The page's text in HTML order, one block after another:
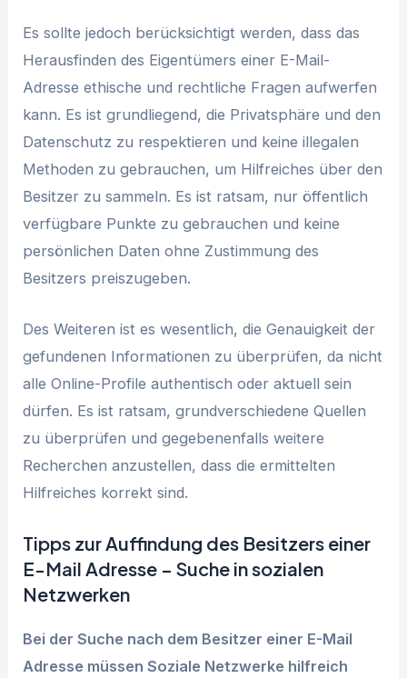
Es sollte jedoch berücksichtigt werden, dass das
Herausfinden des Eigentümers einer E-Mail-
Adresse ethische und rechtliche Fragen aufwerfen
kann. Es ist grundliegend, die Privatsphäre und den
Datenschutz zu respektieren und keine illegalen
Methoden zu gebrauchen, um Hilfreiches über den
Besitzer zu sammeln. Es ist ratsam, nur öffentlich
verfügbare Punkte zu gebrauchen und keine
persönlichen Daten ohne Zustimmung des
Besitzers preiszugeben.
Des Weiteren ist es wesentlich, die Genauigkeit der
gefundenen Informationen zu überprüfen, da nicht
alle Online-Profile authentisch oder aktuell sein
dürfen. Es ist ratsam, grundverschiedene Quellen
zu überprüfen und gegebenenfalls weitere
Recherchen anzustellen, dass die ermittelten
Hilfreiches korrekt sind.
Tipps zur Auffindung des Besitzers einer
E-Mail Adresse – Suche in sozialen
Netzwerken
Bei der Suche nach dem Besitzer einer E-Mail
Adresse müssen Soziale Netzwerke hilfreich